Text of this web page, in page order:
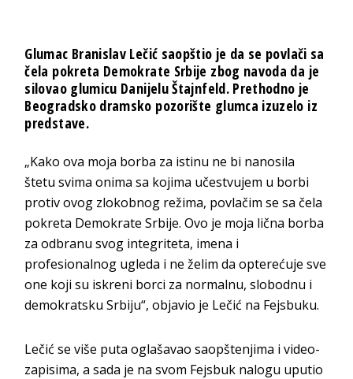
Glumac Branislav Lečić saopštio je da se povlači sa
čela pokreta Demokrate Srbije zbog navoda da je
silovao glumicu Danijelu Štajnfeld. Prethodno je
Beogradsko dramsko pozorište glumca izuzelo iz
predstave.
„Kako ova moja borba za istinu ne bi nanosila
štetu svima onima sa kojima učestvujem u borbi
protiv ovog zlokobnog režima, povlačim se sa čela
pokreta Demokrate Srbije. Ovo je moja lična borba
za odbranu svog integriteta, imena i
profesionalnog ugleda i ne želim da opterećuje sve
one koji su iskreni borci za normalnu, slobodnu i
demokratsku Srbiju“, objavio je Lečić na Fejsbuku.
Lečić se više puta oglašavao saopštenjima i video-
zapisima, a sada je na svom Fejsbuk nalogu uputio